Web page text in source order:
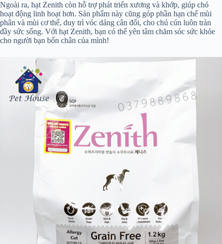
Ngoài ra, hạt Zenith còn hỗ trợ phát triển xương và khớp, giúp chó
hoạt động linh hoạt hơn. Sản phẩm này cũng góp phần hạn chế mùi
phân và mùi cơ thể, duy trì vóc dáng cân đối, cho chú cún luôn tràn
đầy sức sống. Với hạt Zenith, bạn có thể yên tâm chăm sóc sức khỏe
cho người bạn bốn chân của mình!